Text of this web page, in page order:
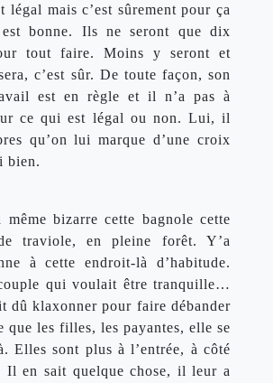
légal mais c’est sûrement pour ça
bonne. Ils ne seront que dix
tout faire. Moins y seront et
c’est sûr. De toute façon, son
est en règle et il n’a pas à
ce qui est légal ou non. Lui, il
qu’on lui marque d’une croix
bien.
même bizarre cette bagnole cette
traviole, en pleine forêt. Y’a
à cette endroit-là d’habitude.
qui voulait être tranquille…
dû klaxonner pour faire débander
que les filles, les payantes, elle se
Elles sont plus à l’entrée, à côté
Il en sait quelque chose, il leur a